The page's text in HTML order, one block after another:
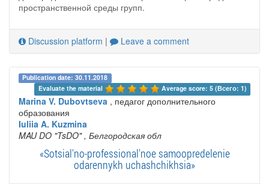
пространственной среды групп.
Discussion platform | Leave a comment
Publication date: 30.11.2018
Evaluate the material
Average score: 5 (Всего: 1)
Marina V. Dubovtseva , педагог дополнительного
образования
Iuliia A. Kuzmina
MAU DO "TsDO" , Белгородская обл
«Sotsial'no-professional'noe samoopredelenie
odarennykh uchashchikhsia»